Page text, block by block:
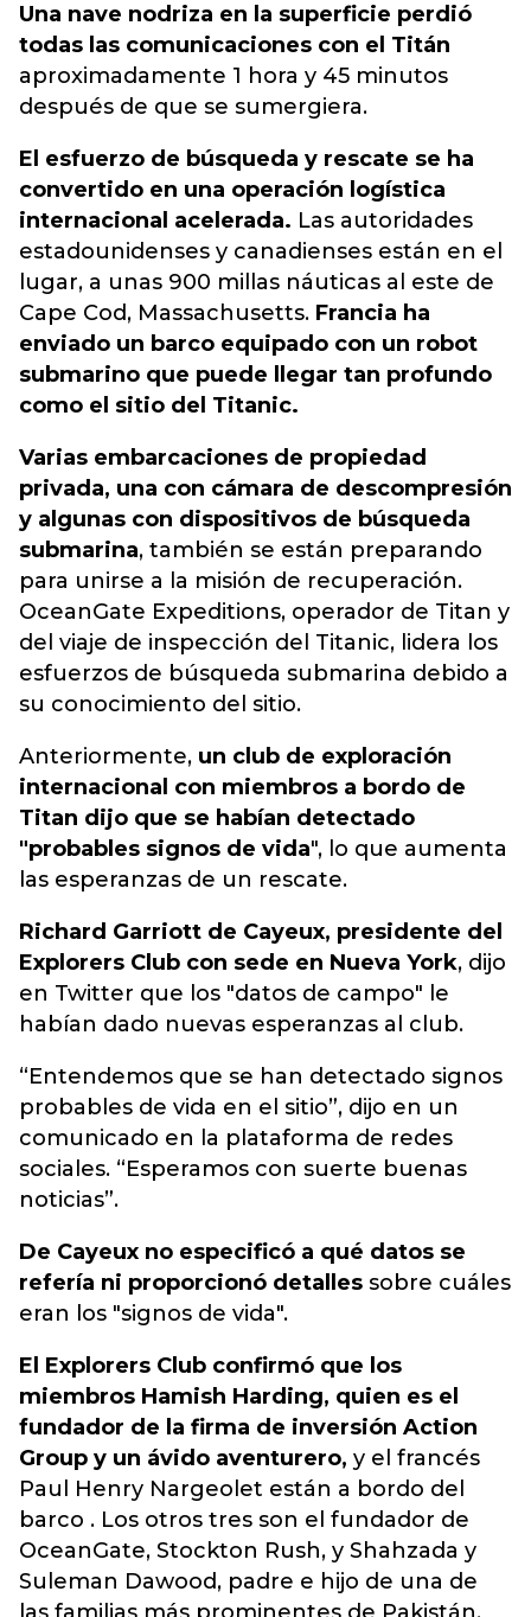
Una nave nodriza en la superficie perdió
todas las comunicaciones con el Titán
aproximadamente 1 hora y 45 minutos
después de que se sumergiera.
El esfuerzo de búsqueda y rescate se ha
convertido en una operación logística
internacional acelerada. Las autoridades
estadounidenses y canadienses están en el
lugar, a unas 900 millas náuticas al este de
Cape Cod, Massachusetts. Francia ha
enviado un barco equipado con un robot
submarino que puede llegar tan profundo
como el sitio del Titanic.
Varias embarcaciones de propiedad
privada, una con cámara de descompresión
y algunas con dispositivos de búsqueda
submarina, también se están preparando
para unirse a la misión de recuperación.
OceanGate Expeditions, operador de Titan y
del viaje de inspección del Titanic, lidera los
esfuerzos de búsqueda submarina debido a
su conocimiento del sitio.
Anteriormente, un club de exploración
internacional con miembros a bordo de
Titan dijo que se habían detectado
"probables signos de vida", lo que aumenta
las esperanzas de un rescate.
Richard Garriott de Cayeux, presidente del
Explorers Club con sede en Nueva York, dijo
en Twitter que los "datos de campo" le
habían dado nuevas esperanzas al club.
“Entendemos que se han detectado signos
probables de vida en el sitio”, dijo en un
comunicado en la plataforma de redes
sociales. “Esperamos con suerte buenas
noticias”.
De Cayeux no especificó a qué datos se
refería ni proporcionó detalles sobre cuáles
eran los "signos de vida".
El Explorers Club confirmó que los
miembros Hamish Harding, quien es el
fundador de la firma de inversión Action
Group y un ávido aventurero, y el francés
Paul Henry Nargeolet están a bordo del
barco . Los otros tres son el fundador de
OceanGate, Stockton Rush, y Shahzada y
Suleman Dawood, padre e hijo de una de